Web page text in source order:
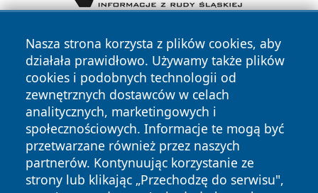
Nasza strona korzysta z plików cookies, aby
działała prawidłowo. Używamy także plików
cookies i podobnych technologii od
zewnętrznych dostawców w celach
analitycznych, marketingowych i
społecznościowych. Informacje te mogą być
przetwarzane również przez naszych
partnerów. Kontynuując korzystanie ze
strony lub klikając „Przechodzę do serwisu",
Copyright © 2026 wejherowski24.pl Wszystkie prawa
zastrzeżone.
Polityka Polityka